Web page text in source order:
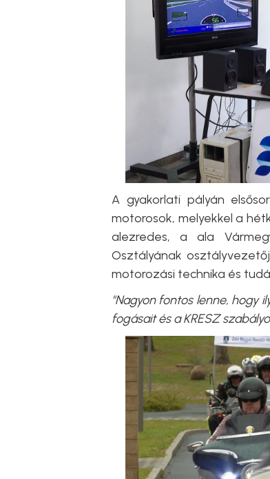
A gyakorlati pályán
motorosok, melyekkel a
alezredes, aala
Osztályának
motorozási technika és
"Nagyon fontos lenne, hogy
fogásait és a KRESZ